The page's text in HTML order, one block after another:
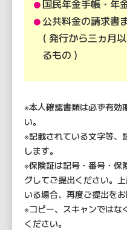
● 国民年金手帳・年
●公共料金の請求書
( 発行から三ヵ月
るもの )
※本人確認書類は必ず有効
い。
※記載されている文字等、
します。
※保険証は記号・番号・保
グしてご提出ください。
いる場合、再度ご提出をお
※コピー、スキャンではな
ください。